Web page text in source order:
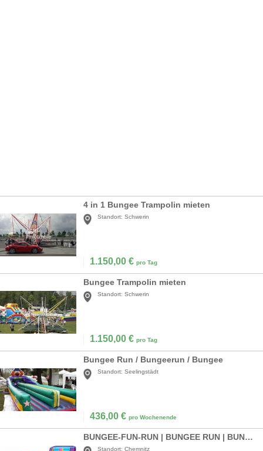
4 in 1 Bungee Trampolin mieten
Standort: Schwerin
1.150,00 € pro Tag
Bungee Trampolin mieten
Standort: Schwerin
1.150,00 € pro Tag
Bungee Run / Bungeerun / Bungee
Standort: Seelingstädt
436,00 € pro Wochenende
BUNGEE-FUN-RUN | BUNGEE RUN | BUNGEE RUNNING
Standort: Chemnitz